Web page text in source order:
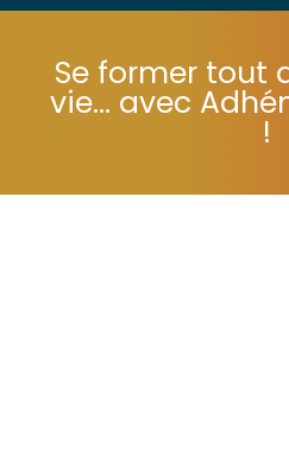
Se former tout
vie... avec
!